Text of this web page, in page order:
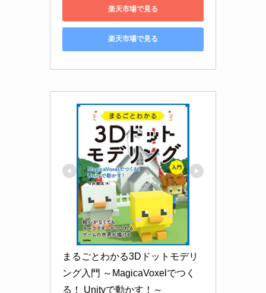
楽天市場で見る
楽天市場で見る
まるごとわかる3Dドットモデリ
ング入門 ～MagicaVoxelでつく
る！ Unityで動かす！～